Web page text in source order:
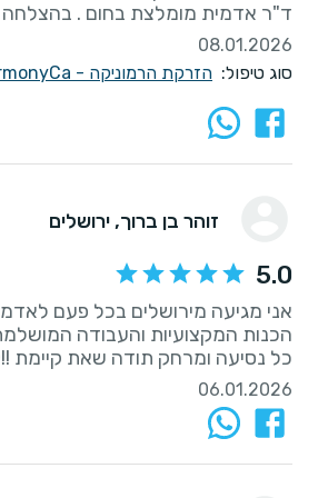
ד"ר אדמית מומלצת בחום . בהצלחה
08.01.2026
סוג טיפול: הזרקת הרמוניקה - HArmonyCa
זוהר בן ברוך, ירושלים
5.0
הכנות המקצועיות והעבודה
כל נסיעה ומרחק תודה שאת
06.01.2026